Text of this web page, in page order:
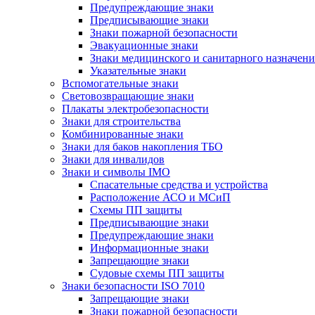
Предупреждающие знаки
Предписывающие знаки
Знаки пожарной безопасности
Эвакуационные знаки
Знаки медицинского и санитарного
Указательные знаки
Вспомогательные знаки
Световозвращающие знаки
Плакаты электробезопасности
Знаки для строительства
Комбинированные знаки
Знаки для баков накопления ТБО
Знаки для инвалидов
Знаки и символы IMO
Спасательные средства и устройства
Расположение АСО и МСиП
Схемы ПП защиты
Предписывающие знаки
Предупреждающие знаки
Информационные знаки
Запрещающие знаки
Судовые схемы ПП защиты
Знаки безопасности ISO 7010
Запрещающие знаки
Знаки пожарной безопасности